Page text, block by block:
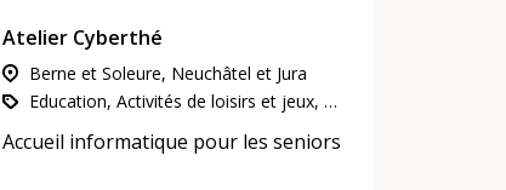
Atelier Cyberthé
Berne et Soleure, Neuchâtel et Jura
Education, Activités de loisirs et jeux, Communication et médias
Accueil informatique pour les seniors